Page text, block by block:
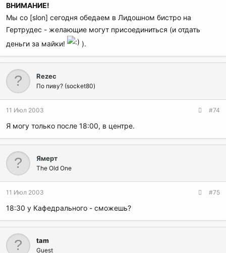
ВНИМАНИЕ!
Мы со [slon] сегодня обедаем в Лидошном бистро на
Гертрудес - желающие могут присоединиться (и отдать
деньги за майки!
).
Rezec
По пиву? (socket80)
11 Июл 2003 #74
Я могу только после 18:00, в центре.
Ямерт
The Old One
11 Июл 2003 #75
18:30 у Кафедрального - сможешь?
tam
Guest